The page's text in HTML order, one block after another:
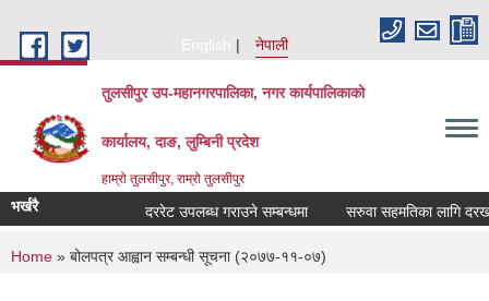
English
नेपाली
तुलसीपुर उप-महानगरपालिका, नगर कार्यपालिकाको
कार्यालय, दाङ, लुम्बिनी प्रदेश
हाम्रो तुलसीपुर, राम्रो तुलसीपुर
भर्खरै दररेट उपलब्ध गराउने सम्बन्धमा सरुवा सहमतिका लागि
You are here
Home » बोलपत्र आह्वान सम्बन्धी सूचना ‌(२०७७-११-०७)